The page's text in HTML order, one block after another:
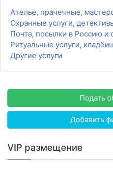
Ателье, прачечные,
Охранные услуги,
Почта, посылки в Россию и
Ритуальные услуги,
Другие услуги
Подать
Добавить
VIP размещение